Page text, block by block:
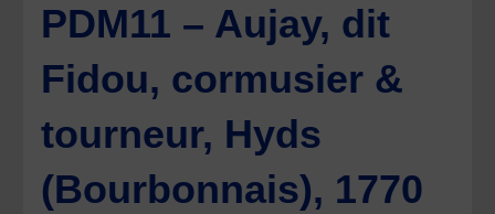
PDM11 – Aujay, dit
Fidou, cormusier &
tourneur, Hyds
(Bourbonnais), 1770